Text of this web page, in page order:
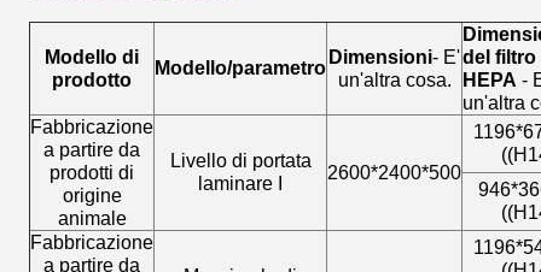
Modello di
prodotto
Modello/parametroDimensioni- E'
un'altra cosa.
del filtro
HEPA -
un'altra
Fabbricazione
a partire da
prodotti di
origine
animale
Livello di portata
laminare I
2600*2400*500
Fabbricazione
a partire da